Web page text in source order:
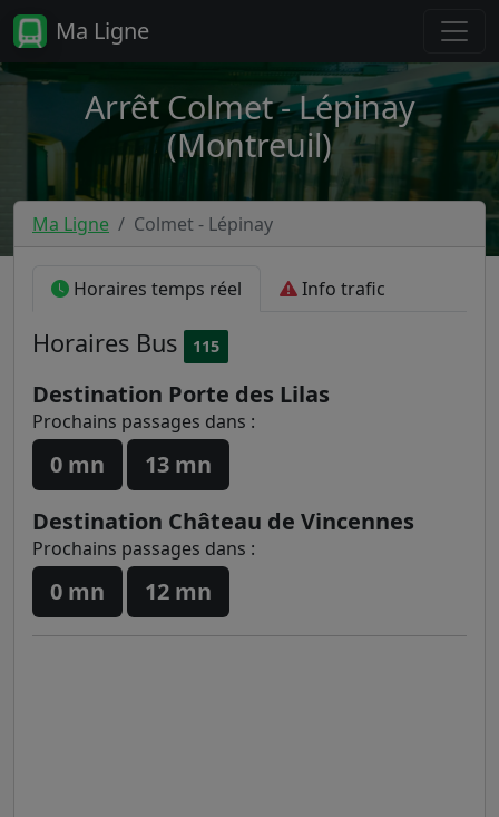
Ma Ligne
Arrêt Colmet - Lépinay
(Montreuil)
Ma Ligne Colmet - Lépinay
Horaires temps réel Info trafic
Horaires Bus 115
Destination Porte des Lilas
Prochains passages dans :
0 mn
13 mn
Destination Château de Vincennes
Prochains passages dans :
0 mn 12 mn